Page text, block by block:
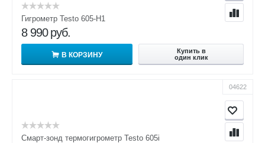
Гигрометр Testo 605-Н1
8 990 руб.
В КОРЗИНУ
Купить в
один клик
04622
Смарт-зонд термогигрометр Testo 605i